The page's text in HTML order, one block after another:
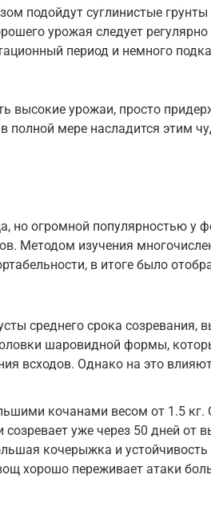
подойдут суглинистые грунты
урожая следует
период и немного
высокие урожаи, просто
полной мере насладится этим
но огромной популярностью у
Методом изучения
в итоге было
среднего срока созревания,
шаровидной формы,
всходов. Однако на это
кочанами весом от 1.5 кг.
уже через 50 дней от
кочерыжка и устойчивость
хорошо переживает атаки